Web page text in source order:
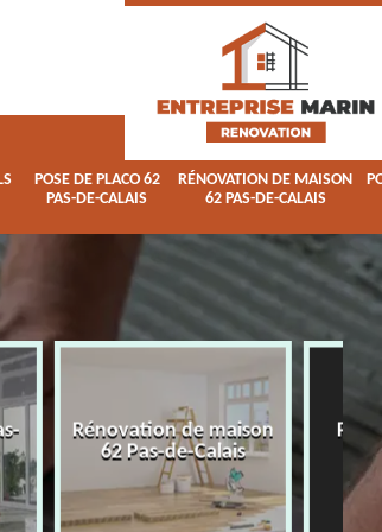
POSE DE PLACO 62
PAS-DE-CALAIS
RÉNOVATION DE MAISON
62 PAS-DE-CALAIS
Pose de parquet 62
Pas-de-Calais